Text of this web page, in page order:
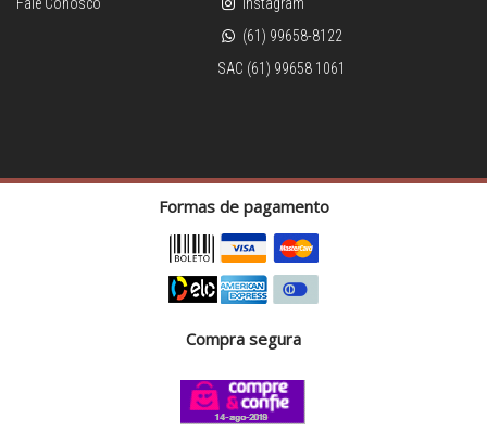
(61) 99658-8122
SAC (61) 99658 1061
Formas de pagamento
Compra segura